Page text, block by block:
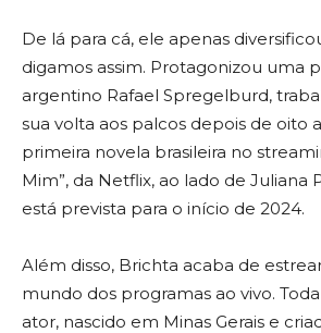
De lá para cá, ele apenas
digamos assim. Protagonizou uma
argentino Rafael Spregelburd,
sua volta aos palcos depois de oito
primeira novela brasileira no
Mim”, da Netflix, ao lado de Juliana
está prevista para o início de 2024.
Além disso, Brichta acaba de
mundo dos programas ao vivo.
ator, nascido em Minas Gerais e